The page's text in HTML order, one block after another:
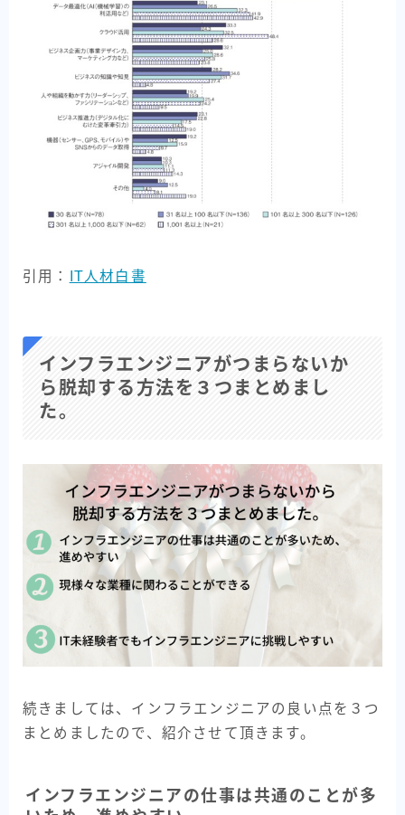
引用： IT人材白書
インフラエンジニアがつまらないか
ら脱却する方法を３つまとめまし
た。
続きましては、インフラエンジニアの良い点を３つ
まとめましたので、紹介させて頂きます。
インフラエンジニアの仕事は共通のことが多